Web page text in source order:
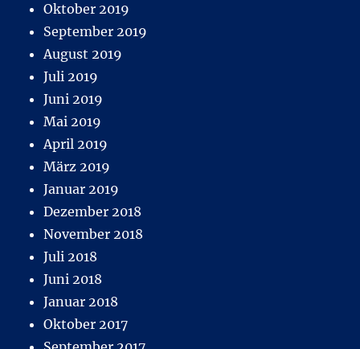
Oktober 2019
September 2019
August 2019
Juli 2019
Juni 2019
Mai 2019
April 2019
März 2019
Januar 2019
Dezember 2018
November 2018
Juli 2018
Juni 2018
Januar 2018
Oktober 2017